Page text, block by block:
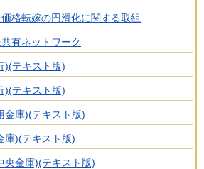
格転嫁の円滑化に関する取組
有ネットワーク
)(テキスト版)
)(テキスト版)
金庫)(テキスト版)
庫)(テキスト版)
央金庫)(テキスト版)